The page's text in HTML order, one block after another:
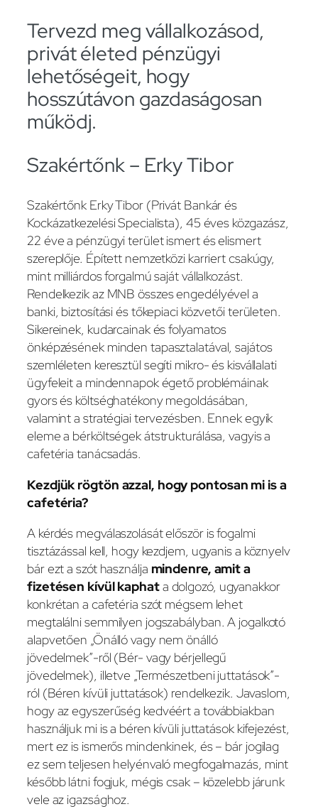
Tervezd meg vállalkozásod,
privát életed pénzügyi
lehetőségeit, hogy
hosszútávon gazdaságosan
működj.
Szakértőnk – Erky Tibor
Szakértőnk Erky Tibor (Privát Bankár és
Kockázatkezelési Specialista), 45 éves közgazász,
22 éve a pénzügyi terület ismert és elismert
szereplője. Épített nemzetközi karriert csakúgy,
mint milliárdos forgalmú saját vállalkozást.
Rendelkezik az MNB összes engedélyével a
banki, biztosítási és tőkepiaci közvetői területen.
Sikereinek, kudarcainak és folyamatos
önképzésének minden tapasztalatával, sajátos
szemléleten keresztül segíti mikro- és kisvállalati
ügyfeleit a mindennapok égető problémáinak
gyors és költséghatékony megoldásában,
valamint a stratégiai tervezésben. Ennek egyik
eleme a bérköltségek átstrukturálása, vagyis a
cafetéria tanácsadás.
Kezdjük rögtön azzal, hogy pontosan mi is a
cafetéria?
A kérdés megválaszolását először is fogalmi
tisztázással kell, hogy kezdjem, ugyanis a köznyelv
bár ezt a szót használja mindenre, amit a
fizetésen kívül kaphata dolgozó, ugyanakkor
konkrétan a cafetéria szót mégsem lehet
megtalálni semmilyen jogszabályban. A jogalkotó
alapvetően „Önálló vagy nem önálló
jövedelmek”-ről (Bér- vagy bérjellegű
jövedelmek), illetve „Természetbeni juttatások”-
ról (Béren kívüli juttatások) rendelkezik. Javaslom,
hogy az egyszerűség kedvéért a továbbiakban
használjuk mi is a béren kívüli juttatások kifejezést,
mert ez is ismerős mindenkinek, és – bár jogilag
ez sem teljesen helyénvaló megfogalmazás, mint
később látni fogjuk, mégis csak – közelebb járunk
vele az igazsághoz.